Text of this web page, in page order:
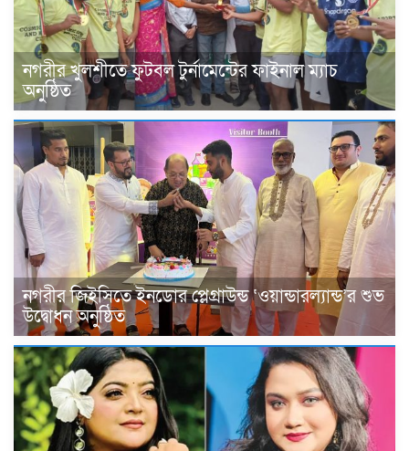
নগরীর খুলশীতে ফুটবল টুর্নামেন্টের ফাইনাল ম্যাচ
অনুষ্ঠিত
নগরীর জিইসিতে ইনডোর প্লেগ্রাউন্ড ‘ওয়ান্ডারল্যান্ড’র শুভ
উদ্বোধন অনুষ্ঠিত